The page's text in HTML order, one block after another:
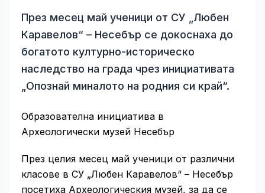
През месец май ученици от СУ „Любен
Каравелов“ – Несебър се докоснаха до
богатото културно-историческо
наследство на града чрез инициативата
„Опознай миналото на родния си край“.
Образователна инициатива в
Археологически музей Несебър
През целия месец май ученици от различни
класове в СУ „Любен Каравелов“ – Несебър
посетиха Археологическия музей, за да се